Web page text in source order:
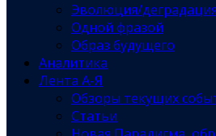
Эволюция/деградация
Одной фразой
Образ будущего
Аналитика
Лента А-Я
Обзоры текущих
Статьи